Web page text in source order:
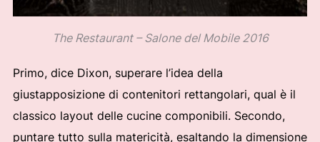
The Restaurant – Salone del Mobile 2016
Primo, dice Dixon, superare l’idea della
giustapposizione di contenitori rettangolari, qual è il
classico layout delle cucine componibili. Secondo,
puntare tutto sulla matericità, esaltando la dimensione